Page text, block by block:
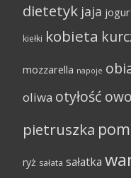
dietetyk jaja
kiełki kobieta
mozzarella napoje
oliwa otyłość
pietruszka
ryż sałata sałatka